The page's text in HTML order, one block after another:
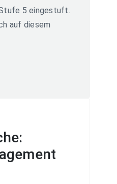
5 eingestuft.
auf diesem